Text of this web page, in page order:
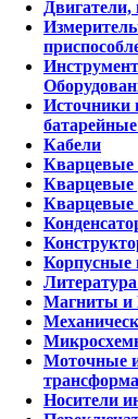
Источники
Кабели
Кварцевые
Кварцевые
Корпусные
Магниты и
Моточные
Носители